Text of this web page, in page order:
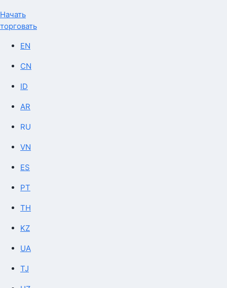
Начать
торговать
EN
CN
ID
AR
RU
VN
ES
PT
TH
KZ
UA
TJ